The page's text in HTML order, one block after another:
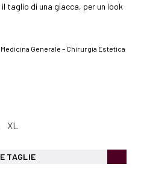
taglio di una giacca, per un look
Generale – Chirurgia Estetica
XL
TAGLIE